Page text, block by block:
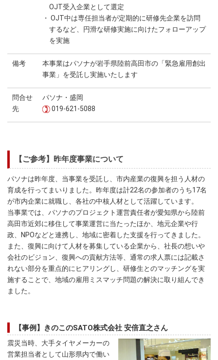
OJT受入企業として選定
・ OJT中は専任担当者が定期的に研修先企業を訪問
するなど、円滑な研修実施に向けたフォローアップ
を実施
備考
本事業はパソナが岩手県陸前高田市の「緊急雇用創出
事業」を受託し実施いたします
問合せ
先
パソナ・盛岡
019-621-5088
【ご参考】昨年度事業について
パソナは昨年度、当事業を受託し、市内産業の復興を担う人材の
育成を行ってまいりました。昨年度は計22名の参加者のうち17名
が市内企業に就職し、各社の中核人材として活躍しています。
当事業では、パソナのプロジェクト運営責任者が愛知県から陸前
高田市近郊に移住して事業運営に当たったほか、地元企業や行
政、NPOなどと連携し、地域に密着した支援を行ってきました。
また、復興に向けて人材を募集している企業から、社長の想いや
会社のビジョン、復興への貢献方法等、通常の求人票には記載さ
れない部分を重点的にヒアリングし、研修生とのマッチングを実
施することで、地域の雇用ミスマッチ問題の解決に取り組んでき
ました。
【事例】きのこのSATO株式会社 安倍直之さん
震災当時、大手タイヤメーカーの
営業担当者として山形県内で働い